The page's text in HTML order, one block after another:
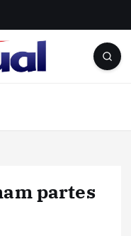
partes